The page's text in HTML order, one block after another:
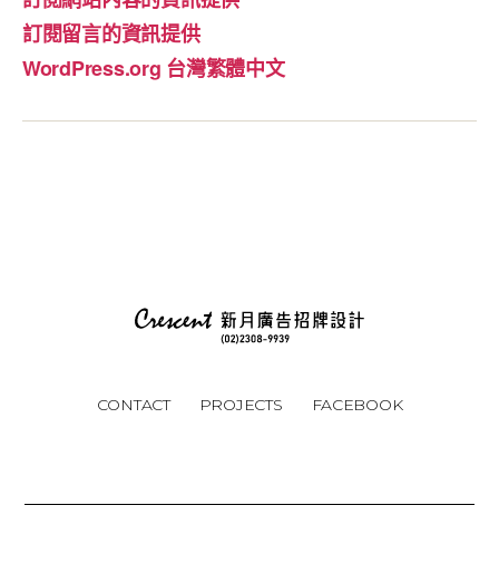
訂閱留言的資訊提供
WordPress.org 台灣繁體中文
CONTACT PROJECTS FACEBOOK